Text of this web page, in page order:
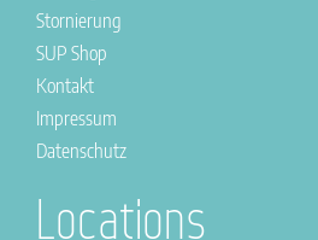
Stornierung
SUP Shop
Kontakt
Impressum
Datenschutz
Locations